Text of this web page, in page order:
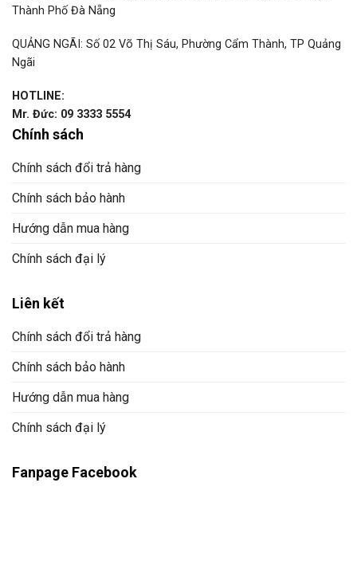
Thành Phố Đà Nẵng
QUẢNG NGÃI: Số 02 Võ Thị Sáu, Phường Cẩm Thành, TP Quảng
Ngãi
HOTLINE:
Mr. Đức: 09 3333 5554
Chính sách
Chính sách đổi trả hàng
Chính sách bảo hành
Hướng dẫn mua hàng
Chính sách đại lý
Liên kết
Chính sách đổi trả hàng
Chính sách bảo hành
Hướng dẫn mua hàng
Chính sách đại lý
Fanpage Facebook